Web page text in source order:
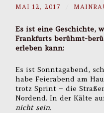
MAI 12, 2017
Es ist eine Geschichte,
Frankfurts berühmt-
erleben kann:
Es ist Sonntagabend,
habe Feierabend am
trotz Sprint – die
Nordend. In der Kälte
nicht sein.